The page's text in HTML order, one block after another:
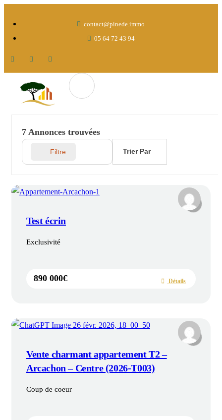
contact@pinede.immo
05 64 72 43 94
7 Annonces trouvées
Filtre Trier Par
Test écrin
Exclusivité
890 000€ Détails
Vente charmant appartement T2 –
Arcachon – Centre (2026-T003)
Coup de coeur